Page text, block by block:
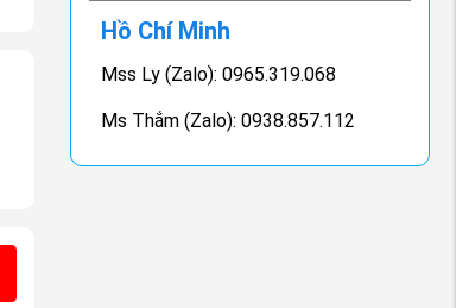
Hồ Chí Minh
Mss Ly (Zalo): 0965.319.068
Ms Thắm (Zalo): 0938.857.112